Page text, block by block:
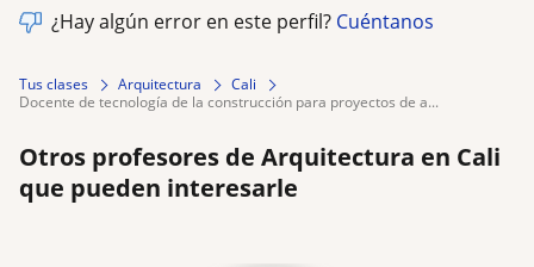
¿Hay algún error en este perfil? Cuéntanos
Tus clases Arquitectura
Cali
docente de tecnología de la construcción para proyectos de a...
Otros profesores de Arquitectura en Cali
que pueden interesarle